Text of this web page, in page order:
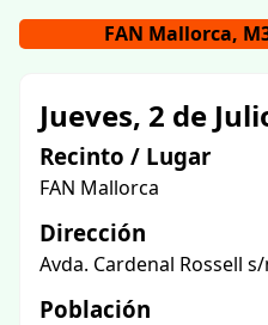
FAN Mallorca,
Jueves, 2 de
Recinto / Lugar
FAN Mallorca
Dirección
Avda. Cardenal Rossell
Población